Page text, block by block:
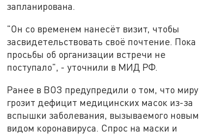
запланирована.
"Он со временем нанесёт визит, чтобы
засвидетельствовать своё почтение. Пока
просьбы об организации встречи не
поступало", - уточнили в МИД РФ.
Ранее в ВОЗ предупредили о том, что миру
грозит дефицит медицинских масок из-за
вспышки заболевания, вызываемого новым
видом коронавируса. Спрос на маски и